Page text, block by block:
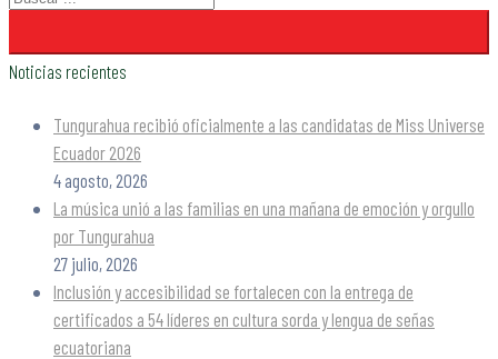
Noticias recientes
Tungurahua recibió oficialmente a las candidatas de Miss Universe
Ecuador 2026
4 agosto, 2026
La música unió a las familias en una mañana de emoción y orgullo
por Tungurahua
27 julio, 2026
Inclusión y accesibilidad se fortalecen con la entrega de
certificados a 54 líderes en cultura sorda y lengua de señas
ecuatoriana